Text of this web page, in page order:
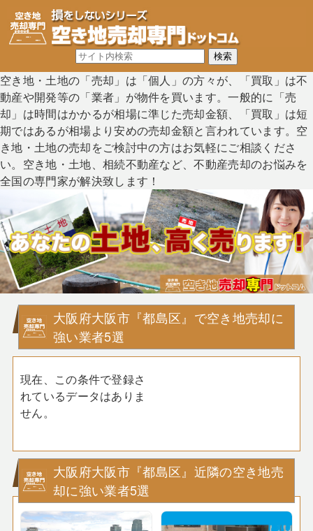
空き地・土地の「売却」は「個人」の方々が、「買取」は不
動産や開発等の「業者」が物件を買います。一般的に「売
却」は時間はかかるが相場に準じた売却金額、「買取」は短
期ではあるが相場より安めの売却金額と言われています。空
き地・土地の売却をご検討中の方はお気軽にご相談くださ
い。空き地・土地、相続不動産など、不動産売却のお悩みを
全国の専門家が解決致します！
大阪府大阪市『都島区』で空き地売却に
強い業者5選
現在、この条件で登録さ
れているデータはありま
せん。
大阪府大阪市『都島区』近隣の空き地売
却に強い業者5選